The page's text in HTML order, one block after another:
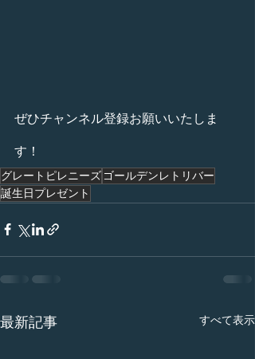
ぜひチャンネル登録お願いいたしま
す！
グレートピレニーズゴールデンレトリバー
誕生日プレゼント
最新記事 すべて表示